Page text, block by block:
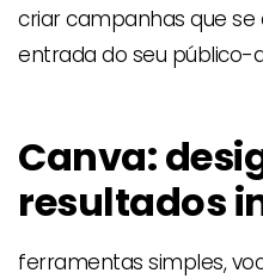
criar campanhas que
entrada do seu público-
Canva:
resultados
ferramentas simples,